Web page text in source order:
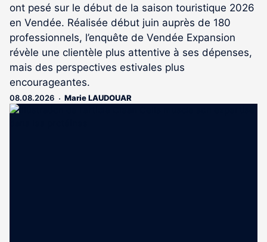
ont pesé sur le début de la saison touristique 2026
en Vendée. Réalisée début juin auprès de 180
professionnels, l’enquête de Vendée Expansion
révèle une clientèle plus attentive à ses dépenses,
mais des perspectives estivales plus
encourageantes.
08.08.2026 Marie LAUDOUAR